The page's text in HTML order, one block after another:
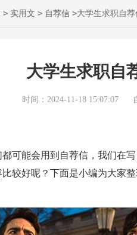
> 实用文 > 自荐信 >大学生求职自荐
大学生求职自
时间：2024-11-18 15:07:07
能会用到自荐信，我们在写
较好呢？下面是小编为大家